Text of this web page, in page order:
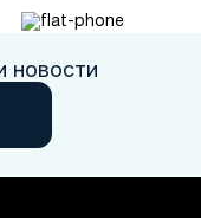
новости